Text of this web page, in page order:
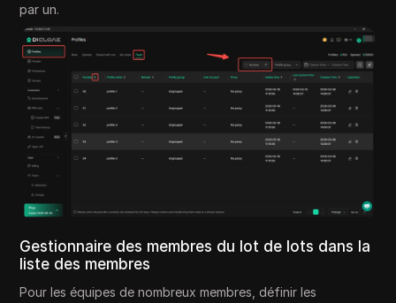
par un.
Gestionnaire des membres du lot de lots dans la
liste des membres
Pour les équipes de nombreux membres, définir les